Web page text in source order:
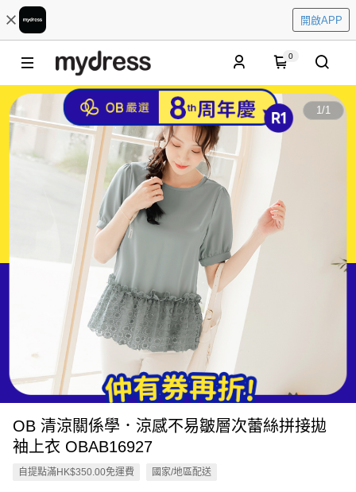
開啟APP
0
1/1
OB 清涼關係學．涼感不易皺層次蕾絲拼接拋
袖上衣 OBAB16927
自提點滿HK$350.00免運費 國家/地區配送